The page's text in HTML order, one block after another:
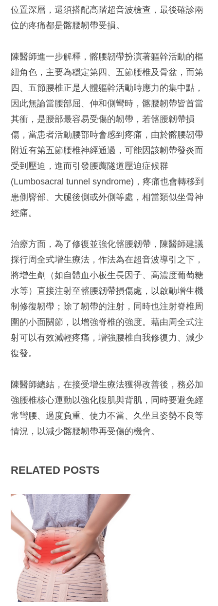
位置深層，還須搭配高階超音波檢查，最後確診兩
位的疼痛都是髂腰韌帶受損。
陳醫師進一步解釋，髂腰韌帶扮演著軀幹活動的樞
紐角色，主要為穩定第四、五節腰椎及骨盆，而第
四、五節腰椎正是人體軀幹活動時應力的集中點，
因此無論當腰部屈、伸和側彎時，髂腰韌帶皆首當
其衝，是腰部最容易受傷的韌帶，若髂腰韌帶損
傷，當患者活動腰部時會感到疼痛，由於髂腰韌帶
附近有第五節腰椎神經通過，可能因該韌帶發炎而
受到壓迫，進而引發腰薦隧道壓迫症候群
(Lumbosacral tunnel syndrome)，疼痛也會轉移到
患側臀部、大腿後側或外側等處，相當類似坐骨神
經痛。
治療方面，為了修復並強化髂腰韌帶，陳醫師建議
採行周全式增生療法，作法為在超音波導引之下，
將增生劑（如自體血小板生長因子、高濃度葡萄糖
水等）直接注射至髂腰韌帶損傷處，以啟動增生機
制修復韌帶；除了韌帶的注射，同時也注射脊椎周
圍的小面關節，以增強脊椎的強度。藉由周全式注
射可以有效減輕疼痛，增強腰椎自我修復力、減少
復發。
陳醫師總結，在接受增生療法獲得改善後，務必加
強腰椎核心運動以強化腹肌與背肌，同時要避免經
常彎腰、過度負重、使力不當、久坐且姿勢不良等
情況，以減少髂腰韌帶再受傷的機會。
RELATED POSTS